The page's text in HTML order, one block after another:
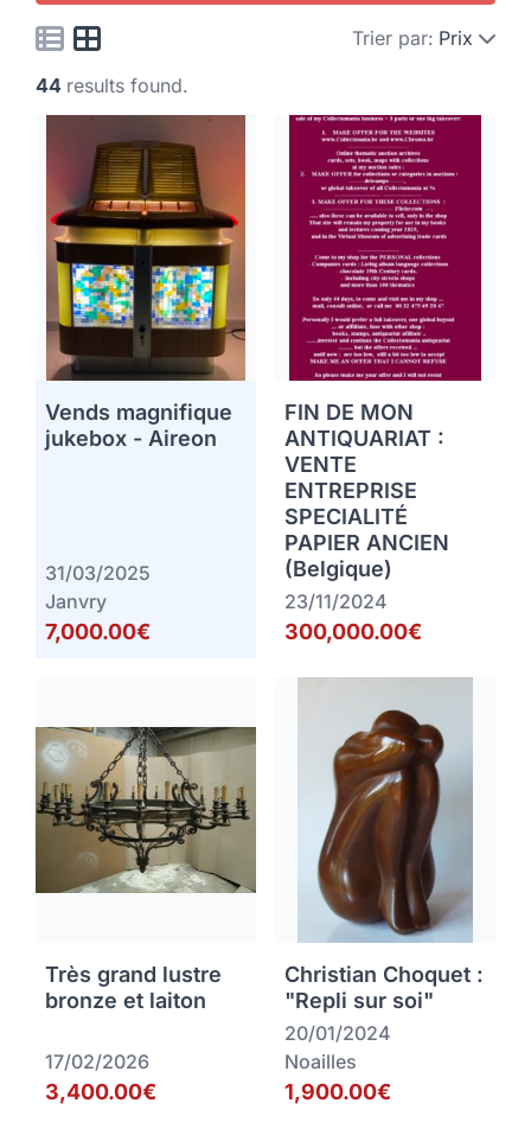
Trier par: Prix
44 results found.
Vends magnifique
jukebox - Aireon
31/03/2025
Janvry
7,000.00€
FIN DE MON
ANTIQUARIAT :
VENTE
ENTREPRISE
SPECIALITÉ
PAPIER ANCIEN
(Belgique)
23/11/2024
300,000.00€
Très grand lustre
bronze et laiton
17/02/2026
3,400.00€
Christian Choquet :
"Repli sur soi"
20/01/2024
Noailles
1,900.00€